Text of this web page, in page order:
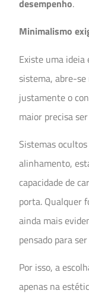
desempenho.
Minimalismo
Existe uma ideia
sistema, abre-se
justamente o
maior precisa
Sistemas
alinhamento,
capacidade de
porta. Qualquer
ainda mais
pensado para
Por isso, a
apenas na